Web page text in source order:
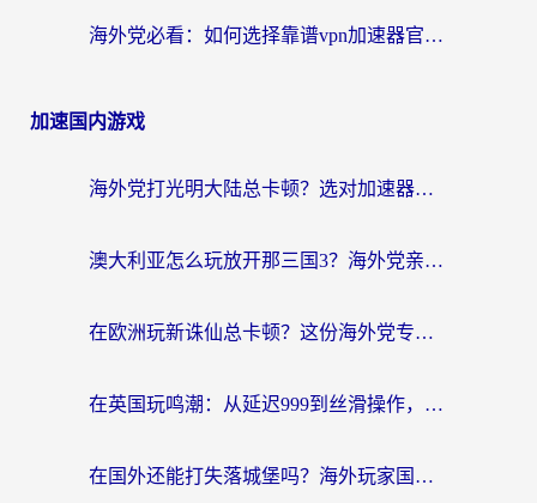
海外党必看：如何选择靠谱vpn加速器官网？轻松解决国内APP地区限制
加速国内游戏
海外党打光明大陆总卡顿？选对加速器才是关键！（附亲测好用的推荐）
澳大利亚怎么玩放开那三国3？海外党亲测有效的国服游戏加速指南
在欧洲玩新诛仙总卡顿？这份海外党专属加速器指南帮你解决延迟难题
在英国玩鸣潮：从延迟999到丝滑操作，我是怎么做到的？
在国外还能打失落城堡吗？海外玩家国服游戏加速终极指南（附北美玩online加速器下载技巧）